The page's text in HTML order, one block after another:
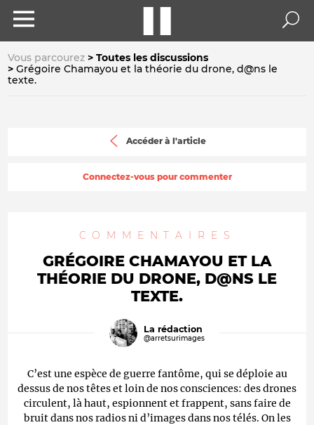
Vous parcourez
Toutes les discussions
Grégoire Chamayou et la théorie du drone, d@ns le
texte.
Accéder à l'article
Connectez-vous pour commenter
COMMENTAIRES
GRÉGOIRE CHAMAYOU ET LA
THÉORIE DU DRONE, D@NS LE
TEXTE.
La rédaction
@arretsurimages
C’est une espèce de guerre fantôme, qui se déploie au
dessus de nos têtes et loin de nos consciences: des drones
circulent, là haut, espionnent et frappent, sans faire de
bruit dans nos radios ni d’images dans nos télés. On les